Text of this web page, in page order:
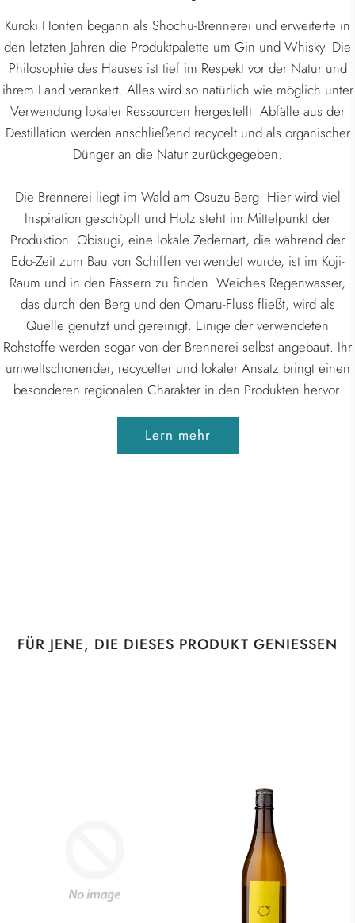
Kuroki Honten begann als Shochu-Brennerei und erweiterte in
den letzten Jahren die Produktpalette um Gin und Whisky. Die
Philosophie des Hauses ist tief im Respekt vor der Natur und
ihrem Land verankert. Alles wird so natürlich wie möglich unter
Verwendung lokaler Ressourcen hergestellt. Abfälle aus der
Destillation werden anschließend recycelt und als organischer
Dünger an die Natur zurückgegeben.
Die Brennerei liegt im Wald am Osuzu-Berg. Hier wird viel
Inspiration geschöpft und Holz steht im Mittelpunkt der
Produktion. Obisugi, eine lokale Zedernart, die während der
Edo-Zeit zum Bau von Schiffen verwendet wurde, ist im Koji-
Raum und in den Fässern zu finden. Weiches Regenwasser,
das durch den Berg und den Omaru-Fluss fließt, wird als
Quelle genutzt und gereinigt. Einige der verwendeten
Rohstoffe werden sogar von der Brennerei selbst angebaut. Ihr
umweltschonender, recycelter und lokaler Ansatz bringt einen
besonderen regionalen Charakter in den Produkten hervor.
Lern mehr
FÜR JENE, DIE DIESES PRODUKT GENIESSEN